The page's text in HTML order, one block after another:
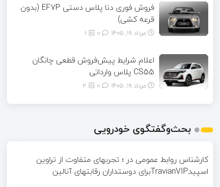
فروش فوری دنا پلاس دستی EF7P (بدون
قرعه کشی)
مرداد ۱۹, ۱۴۰۵ 1
اعلام شرایط پیش‌فروش قطعی چانگان
CS55 پلاس وارداتی
مرداد ۱۹, ۱۴۰۵ 2
بحث‌وگفتگوی خودرویی
کارشناس روابط عمومیدر ؛ تجربهای متفاوت از تراوین
اسپیدTravianVIPبرای دوستداران رقابتهای آنالین